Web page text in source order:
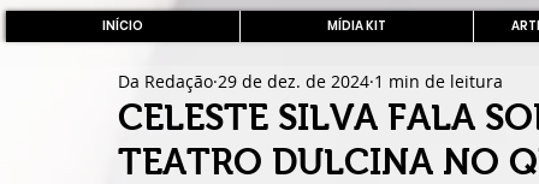
INÍCIO MÍDIA KIT
CELESTE SILVA FALA
TEATRO DULCINA NO
Da Redação 29 de dez. de 2024 1 min de leitura